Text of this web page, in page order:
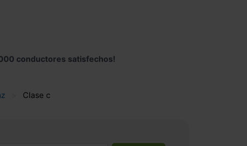
conductores satisfechos!
Clase c